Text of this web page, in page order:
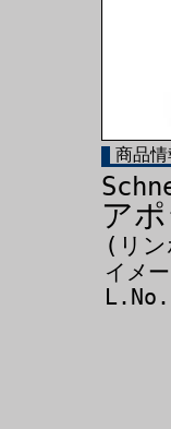
商品情
ア
(リン
イメ